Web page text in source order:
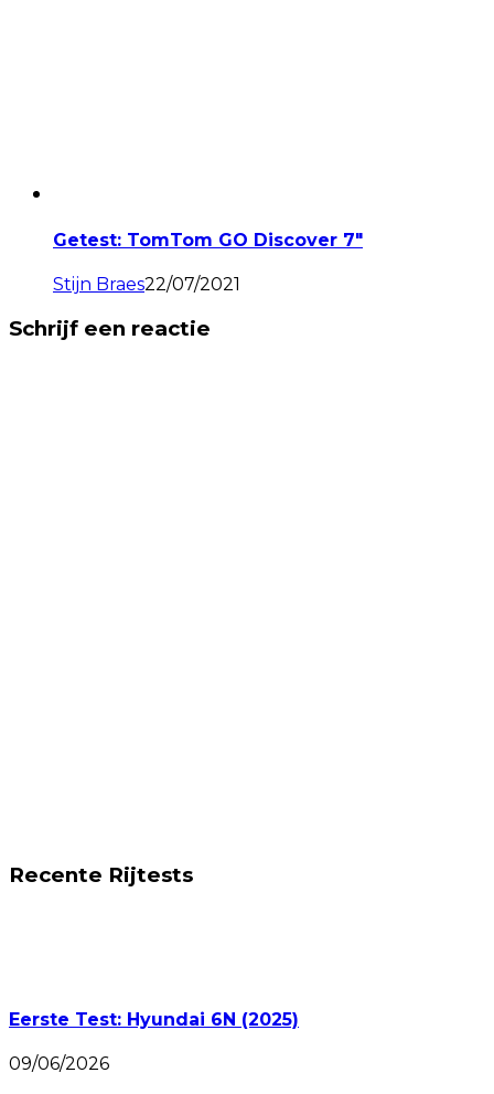
Getest: TomTom GO Discover 7″
Stijn Braes22/07/2021
Schrijf een reactie
Recente Rijtests
Eerste Test: Hyundai 6N (2025)
09/06/2026